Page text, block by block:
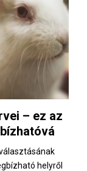
– ez az
helyről